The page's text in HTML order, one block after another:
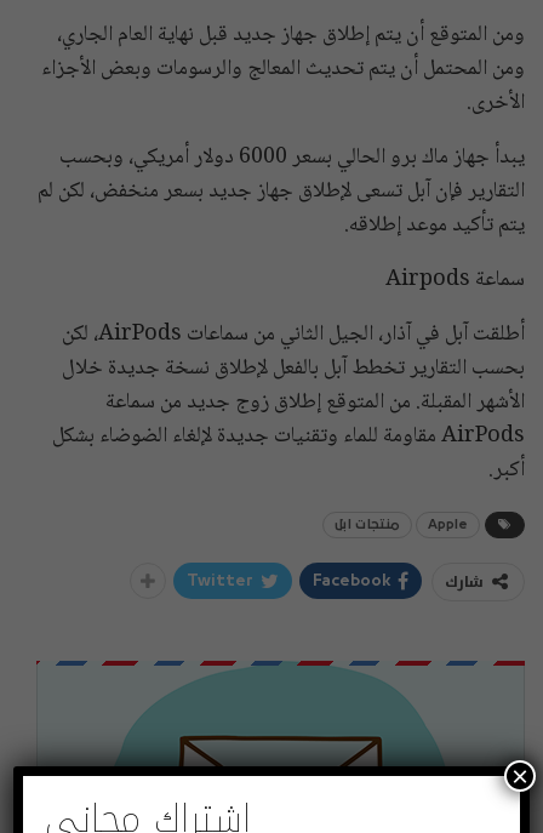
ومن المتوقع أن يتم إطلاق جهاز جديد قبل نهاية العام الجاري،
ومن المحتمل أن يتم تحديث المعالج والرسومات وبعض الأجزاء
الأخرى.
يبدأ جهاز ماك برو الحالي بسعر 6000 دولار أمريكي، وبحسب
التقارير فإن آبل تسعى لإطلاق جهاز جديد بسعر منخفض، لكن لم
يتم تأكيد موعد إطلاقه.
سماعة Airpods
أطلقت آبل في آذار، الجيل الثاني من سماعات AirPods، لكن
بحسب التقارير تخطط آبل بالفعل لإطلاق نسخة جديدة خلال
الأشهر المقبلة. من المتوقع إطلاق زوج جديد من سماعة
AirPods مقاومة للماء وتقنيات جديدة لإلغاء الضوضاء بشكل
أكبر.
Apple منتجات ابل
شارك Facebook
Twitter
×